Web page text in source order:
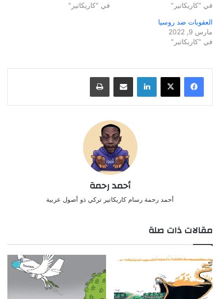
في "كاريكاتير"
في "كاريكاتير"
العقوبات ضد روسيا
مارس 9, 2022
في "كاريكاتير"
لينكدإن مشاركة عبر البريد طباعة
أحمد رحمة
أحمد رحمة رسام كاريكاتير تركي ذو أصول عربية
مقالات ذات صلة